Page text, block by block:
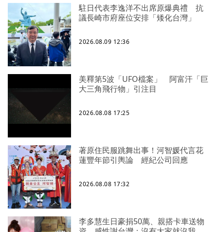
駐日代表李逸洋不出席原爆典禮 抗
議長崎市府座位安排「矮化台灣」
2026.08.09 12:36
美釋第5波「UFO檔案」 阿富汗「巨
大三角飛行物」引注目
2026.08.08 17:25
著原住民服跳舞出事！河智媛代言花
蓮豐年節引輿論 經紀公司回應
2026.08.08 17:32
李多慧生日豪捐50萬、親搭卡車送物